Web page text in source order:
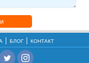
БЛОГ КОНТАКТ